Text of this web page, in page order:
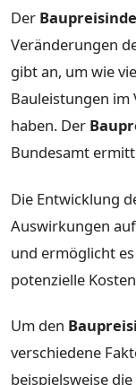
Der
Veränderungen
gibt an, um wie
Bauleistungen
haben. Der
Bundesamt
Die Entwicklung
Auswirkungen
und ermöglicht
potenzielle
Um den
verschiedene
beispielsweise